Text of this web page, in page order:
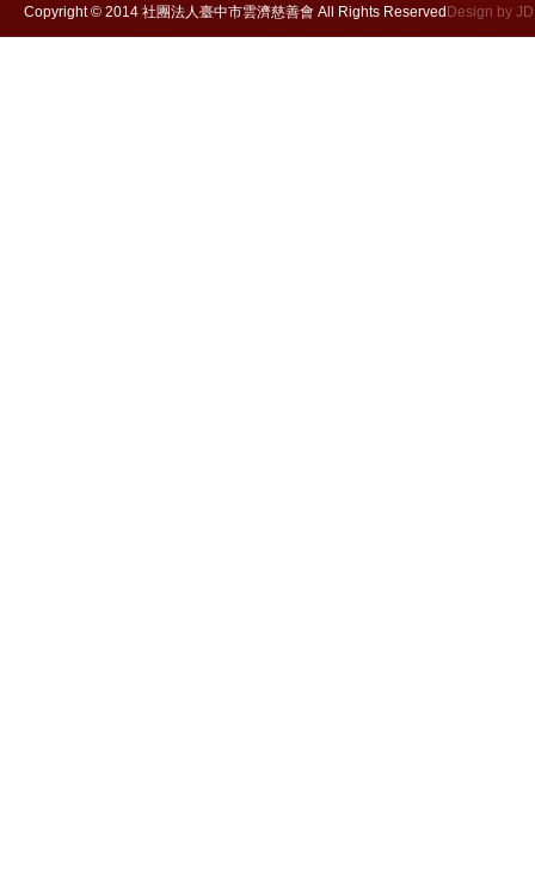
Copyright © 2014 社團法人臺中市雲濟慈善會 All Rights Reserved Design by